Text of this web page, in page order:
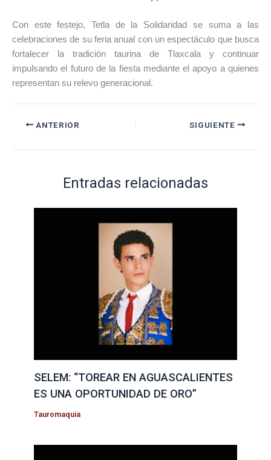
Con este festejo, Tetla de la Solidaridad se suma a las
celebraciones de su feria anual con un espectáculo que busca
fortalecer la tradición taurina de Tlaxcala y continuar
impulsando el futuro de la fiesta mediante el apoyo a quienes
representan su relevo generacional.
ANTERIOR SIGUIENTE
Entradas relacionadas
SELEM: “TOREAR EN AGUASCALIENTES
ES UNA OPORTUNIDAD DE ORO”
Tauromaquia